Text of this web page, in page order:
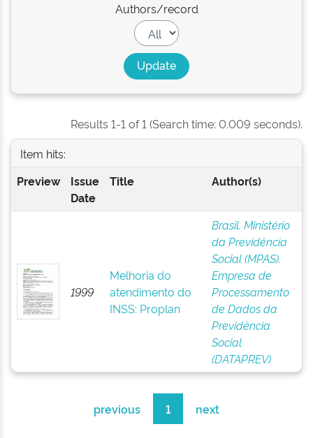
Authors/record
Results 1-1 of 1 (Search time: 0.009 seconds).
Item hits:
Preview
Issue
Date
Title Author(s)
1999
Melhoria do
atendimento do
INSS: Proplan
Brasil. Ministério
da Previdência
Social (MPAS).
Empresa de
Processamento
de Dados da
Previdência
Social
(DATAPREV)
previous 1 next